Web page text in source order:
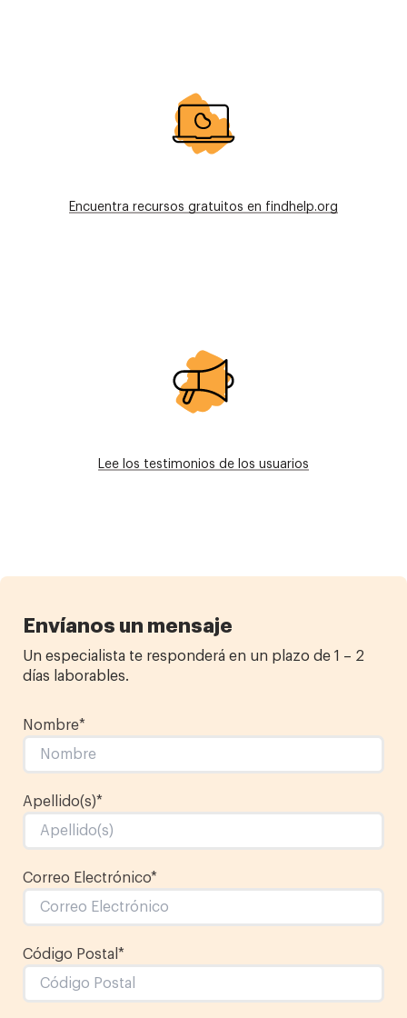
Imagen
Encuentra recursos gratuitos en findhelp.org
Imagen
Lee los testimonios de los usuarios
Envíanos un mensaje
Un especialista te responderá en un plazo de 1 – 2
días laborables.
Nombre*
Apellido(s)*
Correo Electrónico*
Código Postal *